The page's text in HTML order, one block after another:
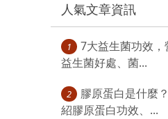
人氣文章資訊
1
7大益生菌功效，
益生菌好處、菌...
2
膠原蛋白是什麼
紹膠原蛋白功效、...